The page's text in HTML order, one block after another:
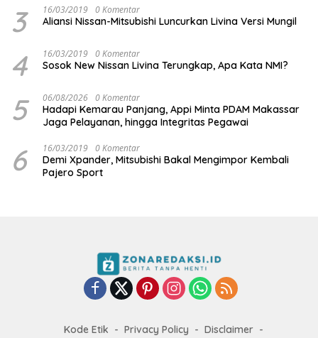
3 16/03/2019 0 Komentar
Aliansi Nissan-Mitsubishi Luncurkan Livina Versi Mungil
4 16/03/2019 0 Komentar
Sosok New Nissan Livina Terungkap, Apa Kata NMI?
5 06/08/2026 0 Komentar
Hadapi Kemarau Panjang, Appi Minta PDAM Makassar
Jaga Pelayanan, hingga Integritas Pegawai
6 16/03/2019 0 Komentar
Demi Xpander, Mitsubishi Bakal Mengimpor Kembali
Pajero Sport
Kode Etik Privacy Policy Disclaimer